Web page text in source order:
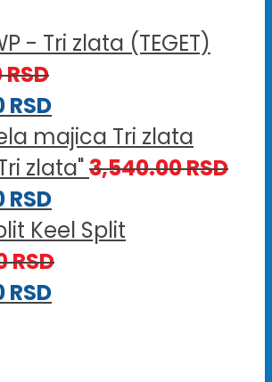
- Tri zlata (TEGET)
RSD
RSD
zlata"3,540.00RSD
RSD
Keel Split
RSD
RSD